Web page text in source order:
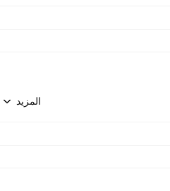
المزيد